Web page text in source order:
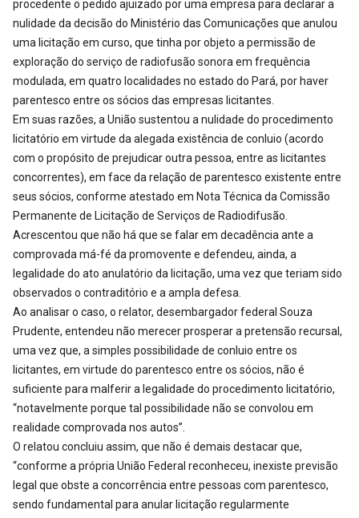
procedente o pedido ajuizado por uma empresa para declarar a
nulidade da decisão do Ministério das Comunicações que anulou
uma licitação em curso, que tinha por objeto a permissão de
exploração do serviço de radiofusão sonora em frequência
modulada, em quatro localidades no estado do Pará, por haver
parentesco entre os sócios das empresas licitantes.
Em suas razões, a União sustentou a nulidade do procedimento
licitatório em virtude da alegada existência de conluio (acordo
com o propósito de prejudicar outra pessoa, entre as licitantes
concorrentes), em face da relação de parentesco existente entre
seus sócios, conforme atestado em Nota Técnica da Comissão
Permanente de Licitação de Serviços de Radiodifusão.
Acrescentou que não há que se falar em decadência ante a
comprovada má-fé da promovente e defendeu, ainda, a
legalidade do ato anulatório da licitação, uma vez que teriam sido
observados o contraditório e a ampla defesa.
Ao analisar o caso, o relator, desembargador federal Souza
Prudente, entendeu não merecer prosperar a pretensão recursal,
uma vez que, a simples possibilidade de conluio entre os
licitantes, em virtude do parentesco entre os sócios, não é
suficiente para malferir a legalidade do procedimento licitatório,
“notavelmente porque tal possibilidade não se convolou em
realidade comprovada nos autos”.
O relatou concluiu assim, que não é demais destacar que,
“conforme a própria União Federal reconheceu, inexiste previsão
legal que obste a concorrência entre pessoas com parentesco,
sendo fundamental para anular licitação regularmente